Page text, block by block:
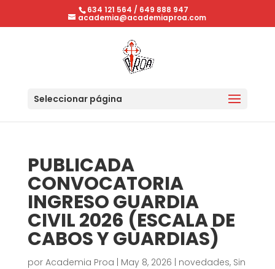
634 121 564 / 649 888 947
academia@academiaproa.com
Seleccionar página
PUBLICADA
CONVOCATORIA
INGRESO GUARDIA
CIVIL 2026 (ESCALA DE
CABOS Y GUARDIAS)
por Academia Proa May 8, 2026 novedades, Sin